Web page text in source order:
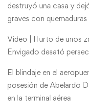
destruyó una casa y
graves con quemaduras
Video | Hurto de unos
Envigado desató
El blindaje en el
posesión de Abelardo
en la terminal aérea